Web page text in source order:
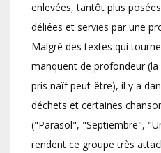
enlevées, tantôt plus
déliées et servies par une
Malgré des textes qui
manquent de profondeur (la
pris naïf peut-être), il y a
déchets et certaines
("Parasol", "Septiembre",
rendent ce groupe très